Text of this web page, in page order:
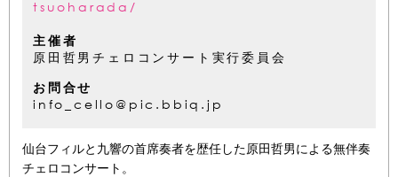
tsuoharada/
主催者
原田哲男チェロコンサート実行委員会
お問合せ
info_cello@pic.bbiq.jp
仙台フィルと九響の首席奏者を歴任した原田哲男による無伴奏
チェロコンサート。